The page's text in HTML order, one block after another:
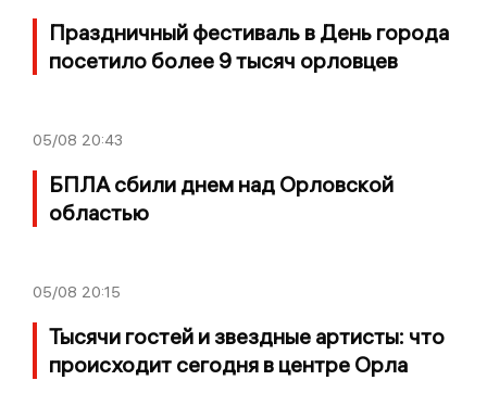
Праздничный фестиваль в День города
посетило более 9 тысяч орловцев
05/08 20:43
БПЛА сбили днем над Орловской
областью
05/08 20:15
Тысячи гостей и звездные артисты: что
происходит сегодня в центре Орла